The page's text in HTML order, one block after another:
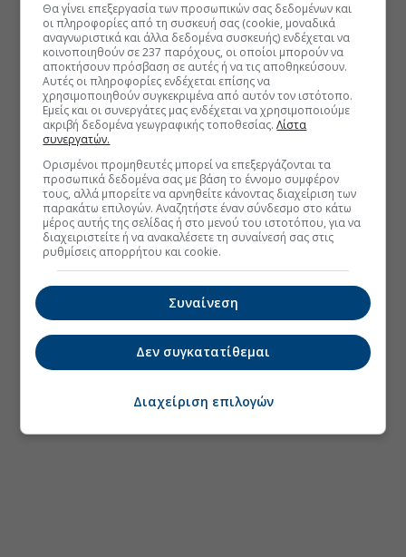
Θα γίνει επεξεργασία των προσωπικών σας δεδομένων και
οι πληροφορίες από τη συσκευή σας (cookie, μοναδικά
αναγνωριστικά και άλλα δεδομένα συσκευής) ενδέχεται να
κοινοποιηθούν σε 237 παρόχους, οι οποίοι μπορούν να
αποκτήσουν πρόσβαση σε αυτές ή να τις αποθηκεύσουν.
Αυτές οι πληροφορίες ενδέχεται επίσης να
χρησιμοποιηθούν συγκεκριμένα από αυτόν τον ιστότοπο.
Εμείς και οι συνεργάτες μας ενδέχεται να χρησιμοποιούμε
ακριβή δεδομένα γεωγραφικής τοποθεσίας.Λίστα
συνεργατών.
Ορισμένοι προμηθευτές μπορεί να επεξεργάζονται τα
προσωπικά δεδομένα σας με βάση το έννομο συμφέρον
τους, αλλά μπορείτε να αρνηθείτε κάνοντας διαχείριση των
παρακάτω επιλογών. Αναζητήστε έναν σύνδεσμο στο κάτω
μέρος αυτής της σελίδας ή στο μενού του ιστοτόπου, για να
διαχειριστείτε ή να ανακαλέσετε τη συναίνεσή σας στις
ρυθμίσεις απορρήτου και cookie.
Συναίνεση
Δεν συγκατατίθεμαι
Διαχείριση επιλογών